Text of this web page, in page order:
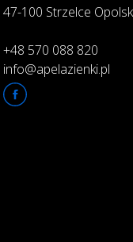
47-100 Strzelce
+48 570 088 820
info@apelazienki.pl